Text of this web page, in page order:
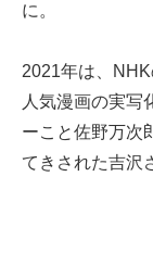
に。
2021年は、
人気漫画の実写
ーこと佐野万次
てきされた吉沢